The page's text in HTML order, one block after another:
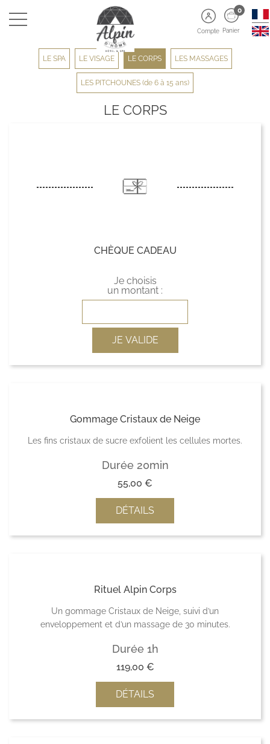
Compte
0
Panier
LE SPA LE VISAGE LE CORPS LES MASSAGES
LES PITCHOUNES (de 6 à 15 ans)
LE CORPS
CHÈQUE CADEAU
Je choisis
un montant :
JE VALIDE
Gommage Cristaux de Neige
Les fins cristaux de sucre exfolient les cellules mortes.
Durée 20min
55,00 €
DÉTAILS
Rituel Alpin Corps
Un gommage Cristaux de Neige, suivi d’un
enveloppement et d’un massage de 30 minutes.
Durée 1h
119,00 €
DÉTAILS